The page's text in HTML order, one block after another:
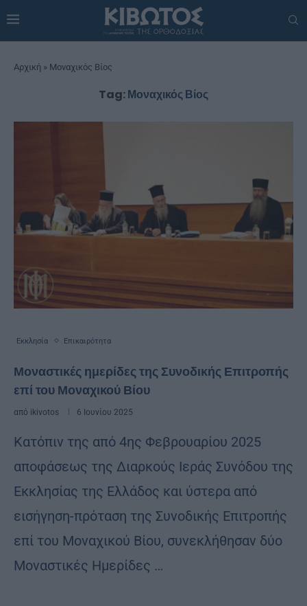
Αρχική » Μοναχικός Βίος
Tag:Μοναχικός Βίος
Εκκλησία Επικαιρότητα
Μοναστικές ημερίδες της Συνοδικής Επιτροπής
επί του Μοναχικού Βίου
από ikivotos 6 Ιουνίου 2025
Κατόπιν της από 4ης Φεβρουαρίου 2025
αποφάσεως της Διαρκούς Ιεράς Συνόδου της
Εκκλησίας της Ελλάδος και ύστερα από
εισήγηση-πρόταση της Συνοδικής Επιτροπής
επί του Μοναχικού Βίου, συνεκλήθησαν δύο
Μοναστικές Ημερίδες …